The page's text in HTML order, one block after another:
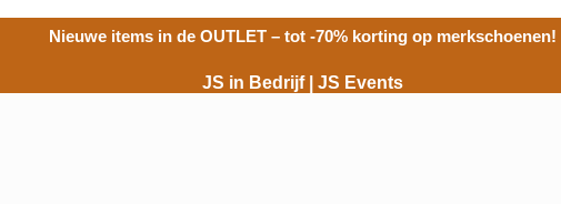
Nieuwe items in de OUTLET– tot -70% korting op merkschoenen!
JS in Bedrijf JS Events